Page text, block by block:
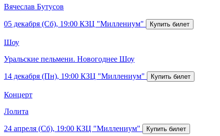
Вячеслав Бутусов
05 декабря (Сб), 19:00 КЗЦ "Миллениум"
Шоу
Уральские пельмени. Новогоднее Шоу
14 декабря (Пн), 19:00 КЗЦ "Миллениум"
Концерт
Лолита
24 апреля (Сб), 19:00 КЗЦ "Миллениум"